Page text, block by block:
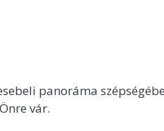
panoráma
vár.